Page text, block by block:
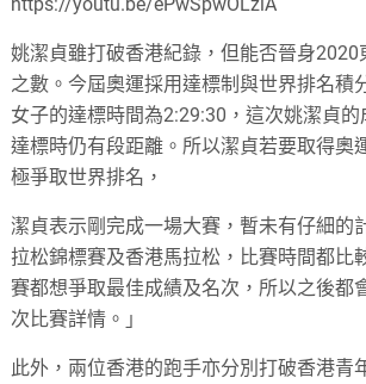
姚潔貞雖打破香港紀錄，但能否晉身2020
之數。今屆奧運採用達標制與世界排名積
女子的達標時間為2:29:30，這次姚潔貞
達標時仍有段距離。所以潔貞若要取得奧
極爭取世界排名，
潔貞表示剛完成一場大賽，暫未有仔細的
拉松錦標賽及香港馬拉松，比賽時間都比
賽都想爭取最佳成績及名次，所以之後都
次比賽詳情。」
此外，兩位香港的跑手亦分別打破香港青